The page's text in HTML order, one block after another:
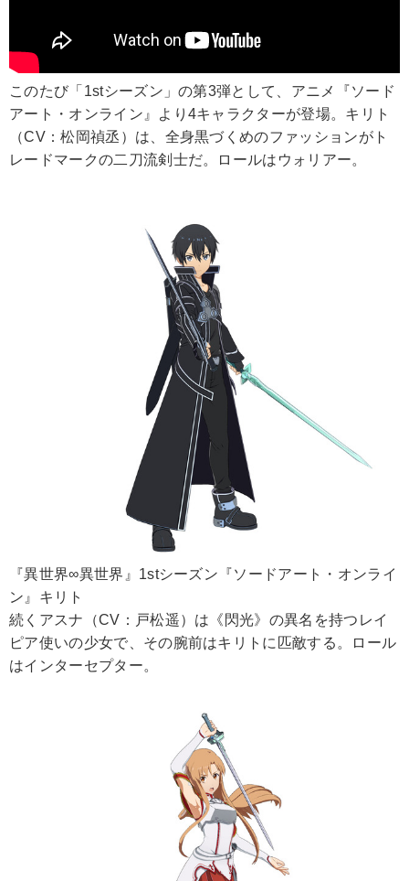
このたび「1stシーズン」の第3弾として、アニメ『ソード
アート・オンライン』より4キャラクターが登場。キリト
（CV：松岡禎丞）は、全身黒づくめのファッションがト
レードマークの二刀流剣士だ。ロールはウォリアー。
『異世界∞異世界』1stシーズン『ソードアート・オンライ
ン』キリト
続くアスナ（CV：戸松遥）は《閃光》の異名を持つレイ
ピア使いの少女で、その腕前はキリトに匹敵する。ロール
はインターセプター。